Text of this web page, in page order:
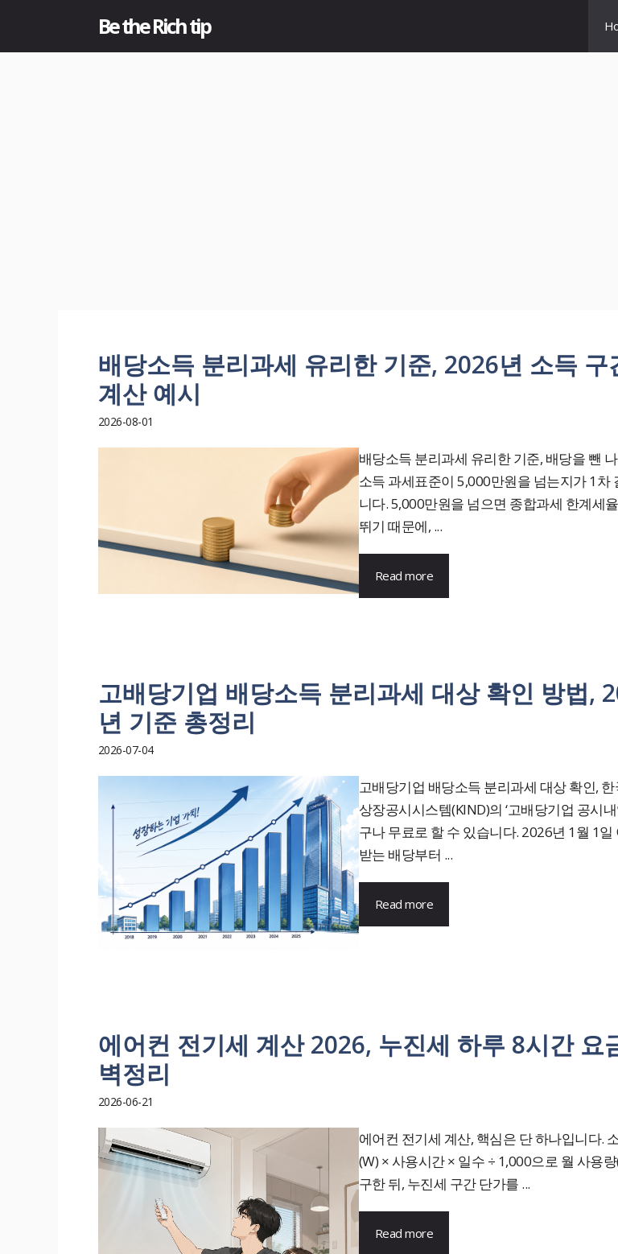
츠
Be the Rich tip
배당소득 분리과세 유리한 기준, 2026년 소득 구
계산 예시
2026-08-01
배당소득 분리과세 유리한 기준, 배당을 뺀
소득 과세표준이 5,000만원을 넘는지가 1차
니다. 5,000만원을 넘으면 종합과세 한계세
뛰기 때문에, ...
Read more
고배당기업 배당소득 분리과세 대상 확인 방법,
년 기준 총정리
2026-07-04
고배당기업 배당소득 분리과세 대상 확인,
상장공시시스템(KIND)의 ‘고배당기업 공시내
구나 무료로 할 수 있습니다. 2026년 1월 1일
받는 배당부터 ...
Read more
에어컨 전기세 계산 2026, 누진세 하루 8시간 요
벽정리
2026-06-21
에어컨 전기세 계산, 핵심은 단 하나입니다.
(W) × 사용시간 × 일수 ÷ 1,000으로 월 사용
구한 뒤, 누진세 구간 단가를 ...
Read more